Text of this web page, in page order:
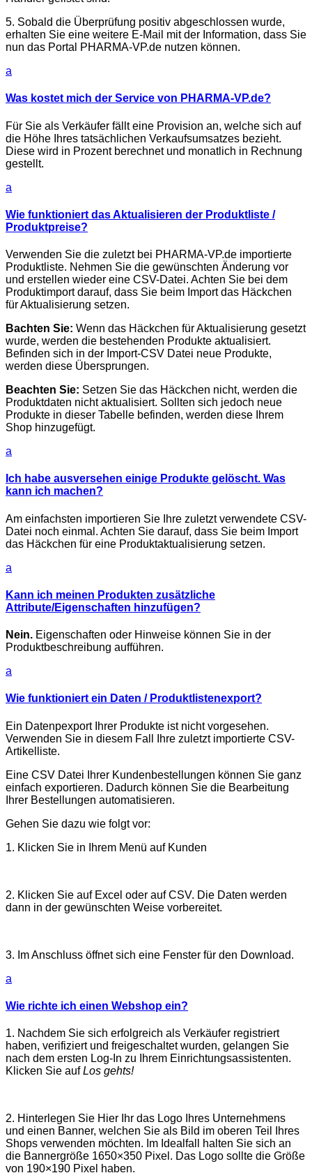
5. Sobald die Überprüfung positiv abgeschlossen wurde,
erhalten Sie eine weitere E-Mail mit der Information, dass Sie
nun das Portal PHARMA-VP.de nutzen können.
a
Was kostet mich der Service von PHARMA-VP.de?
Für Sie als Verkäufer fällt eine Provision an, welche sich auf
die Höhe Ihres tatsächlichen Verkaufsumsatzes bezieht.
Diese wird in Prozent berechnet und monatlich in Rechnung
gestellt.
a
Wie funktioniert das Aktualisieren der Produktliste /
Produktpreise?
Verwenden Sie die zuletzt bei PHARMA-VP.de importierte
Produktliste. Nehmen Sie die gewünschten Änderung vor
und erstellen wieder eine CSV-Datei. Achten Sie bei dem
Produktimport darauf, dass Sie beim Import das Häckchen
für Aktualisierung setzen.
Bachten Sie: Wenn das Häckchen für Aktualisierung gesetzt
wurde, werden die bestehenden Produkte aktualisiert.
Befinden sich in der Import-CSV Datei neue Produkte,
werden diese Übersprungen.
Beachten Sie: Setzen Sie das Häckchen nicht, werden die
Produktdaten nicht aktualisiert. Sollten sich jedoch neue
Produkte in dieser Tabelle befinden, werden diese Ihrem
Shop hinzugefügt.
a
Ich habe ausversehen einige Produkte gelöscht. Was
kann ich machen?
Am einfachsten importieren Sie Ihre zuletzt verwendete CSV-
Datei noch einmal. Achten Sie darauf, dass Sie beim Import
das Häckchen für eine Produktaktualisierung setzen.
a
Kann ich meinen Produkten zusätzliche
Attribute/Eigenschaften hinzufügen?
Nein. Eigenschaften oder Hinweise können Sie in der
Produktbeschreibung aufführen.
a
Wie funktioniert ein Daten / Produktlistenexport?
Ein Datenpexport Ihrer Produkte ist nicht vorgesehen.
Verwenden Sie in diesem Fall Ihre zuletzt importierte CSV-
Artikelliste.
Eine CSV Datei Ihrer Kundenbestellungen können Sie ganz
einfach exportieren. Dadurch können Sie die Bearbeitung
Ihrer Bestellungen automatisieren.
Gehen Sie dazu wie folgt vor:
1. Klicken Sie in Ihrem Menü auf Kunden
2. Klicken Sie auf Excel oder auf CSV. Die Daten werden
dann in der gewünschten Weise vorbereitet.
3. Im Anschluss öffnet sich eine Fenster für den Download.
a
Wie richte ich einen Webshop ein?
1. Nachdem Sie sich erfolgreich als Verkäufer registriert
haben, verifiziert und freigeschaltet wurden, gelangen Sie
nach dem ersten Log-In zu Ihrem Einrichtungsassistenten.
Klicken Sie aufLos gehts!
2. Hinterlegen Sie Hier Ihr das Logo Ihres Unternehmens
und einen Banner, welchen Sie als Bild im oberen Teil Ihres
Shops verwenden möchten. Im Idealfall halten Sie sich an
die Bannergröße 1650×350 Pixel. Das Logo sollte die Größe
von 190×190 Pixel haben.